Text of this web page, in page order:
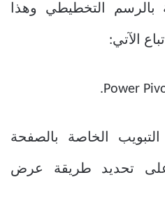
التخطيطي وهذا
الخاصة بالصفحة
على تحديد طريقة عرض